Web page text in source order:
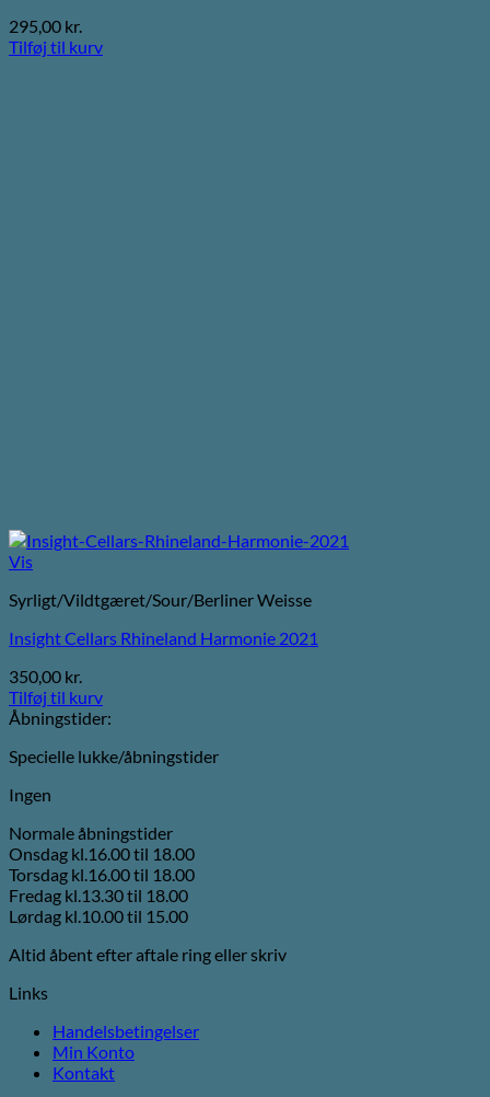
295,00 kr.
Tilføj til kurv
Vis
Syrligt/Vildtgæret/Sour/Berliner Weisse
Insight Cellars Rhineland Harmonie 2021
350,00 kr.
Tilføj til kurv
Åbningstider:
Specielle lukke/åbningstider
Ingen
Normale åbningstider
Onsdag kl.16.00 til 18.00
Torsdag kl.16.00 til 18.00
Fredag kl.13.30 til 18.00
Lørdag kl.10.00 til 15.00
Altid åbent efter aftale ring eller skriv
Links
Handelsbetingelser
Min Konto
Kontakt